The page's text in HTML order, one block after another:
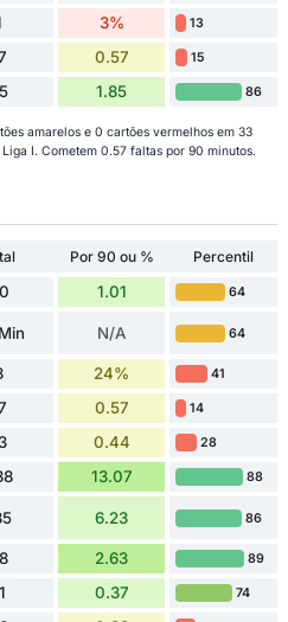
3% 13
0.57 15
1.85 86
amarelos e 0 cartões vermelhos em 33
I. Cometem 0.57 faltas por 90 minutos.
Por 90 ou %
Percentil
1.01 64
N/A 64
24% 41
0.57 14
0.44 28
13.07 88
6.23 86
2.63 89
0.37 74